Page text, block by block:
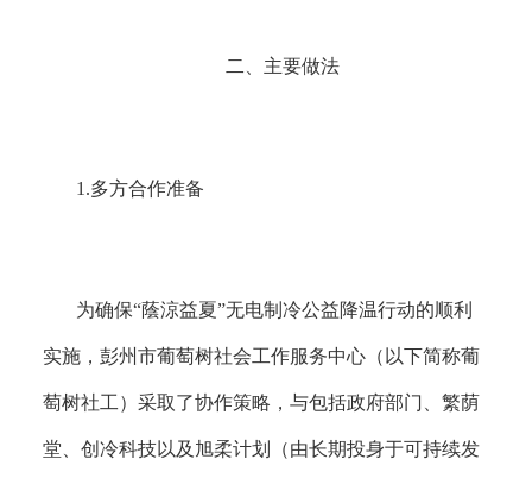
二 主要做法
1.多方合作准备
为确保“蔭涼益夏”无电制冷公益降温行动的顺利
实施，彭州市葡萄树社会工作服务中心（以下简称葡
萄树社工）采取了协作策略，与包括政府部门、繁荫
堂、创冷科技以及旭柔计划（由长期投身于可持续发